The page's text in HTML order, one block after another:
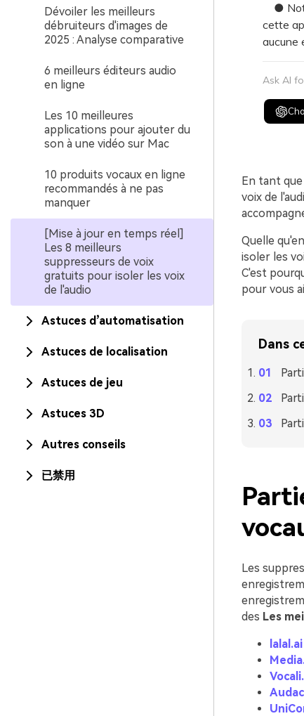
Dévoiler les meilleurs
débruiteurs d'images de
2025 : Analyse comparative
6 meilleurs éditeurs audio
en ligne
Les 10 meilleures
applications pour ajouter du
son à une vidéo sur Mac
10 produits vocaux en ligne
recommandés à ne pas
manquer
[Mise à jour en temps réel]
Les 8 meilleurs
suppresseurs de voix
gratuits pour isoler les voix
de l'audio
Astuces d’automatisation
Astuces de localisation
Astuces de jeu
Astuces 3D
Autres conseils
已禁用
●
cette
aucune
Ask AI
En tant
voix de
Quelle
isoler les
C'est
pour vous
Dans
Les
des Les
lalal.ai